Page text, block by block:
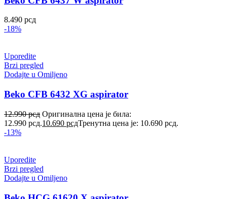
8.490 рсд
-18%
Uporedite
Brzi pregled
Dodajte u Omiljeno
Beko CFB 6432 XG aspirator
12.990рсд Оригинална цена је била:
12.990 рсд.10.690 рсдТренутна цена је: 10.690 рсд.
-13%
Uporedite
Brzi pregled
Dodajte u Omiljeno